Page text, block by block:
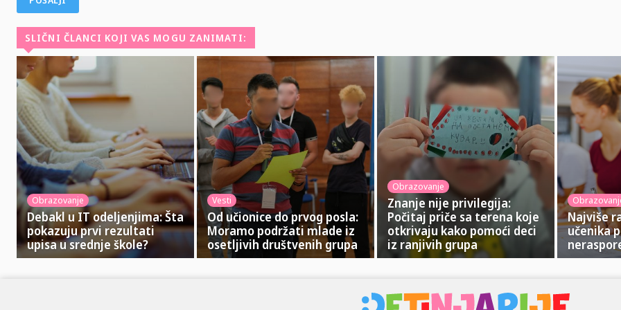
SLIČNI ČLANCI KOJI VAS MOGU ZANIMATI:
Obrazovanje
Debakl u IT odeljenjima: Šta
pokazuju prvi rezultati
upisa u srednje škole?
Vesti
Od učionice do prvog posla:
Moramo podržati mlade iz
osetljivih društvenih grupa
Obrazovanje
Znanje nije privilegija:
Počitaj priče sa terena koje
otkrivaju kako pomoći deci
iz ranjivih grupa
Najviše
učenika